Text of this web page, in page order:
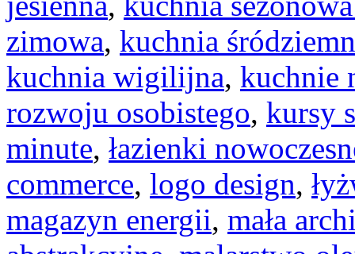
zimowa, kuchnia
kuchnia wigilijna, kuchnie
rozwoju osobistego, kursy
minute, łazienki
commerce, logo design,
magazyn energii, mała